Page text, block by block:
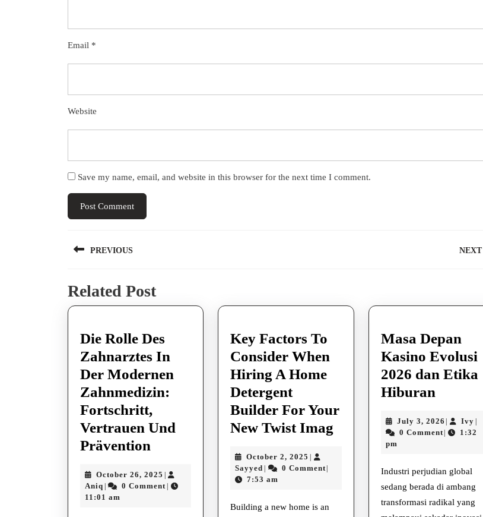
Email *
Website
Save my name, email, and website in this browser for the next time I comment.
PostPREVIOUS
post:
NEXT
Related Post
Die Rolle Des
Zahnarztes In
Der Modernen
Zahnmedizin:
Fortschritt,
Vertrauen Und
Prävention
Des
October 26, 2025 October
26,
|
Aniq Aniq
| 0 Comment |
11:01 am
Key Factors To
Consider When
Hiring A Home
Detergent
Builder For Your
New Twist Imag
Consider
October 2, 2025 October
2,
|
Sayyed Sayyed
| 0 Comment|
7:53 am
Building a new home is an
Masa Depan
Kasino Evolusi
2026 dan Etika
HiburanMasa
Kasino
dan
Etika
July 3, 2026 July
3,
| Ivy Ivy
|
0 Comment|
1:32
pm
Industri perjudian global
sedang berada di ambang
transformasi radikal yang